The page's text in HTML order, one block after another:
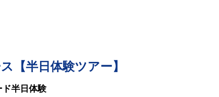
【半日体験ツアー】
半日体験